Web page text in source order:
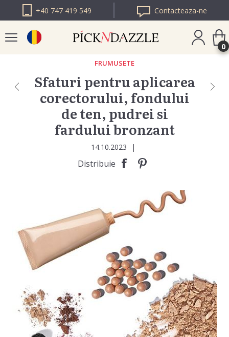
+40 747 419 549 Contacteaza-ne
PICK N DAZZLE
BULGARIA
PICK N DAZZLE
EUROPA
0
FRUMUSETE
Sfaturi pentru aplicarea
corectorului, fondului
de ten, pudrei si
fardului bronzant
14.10.2023 |
Distribuie